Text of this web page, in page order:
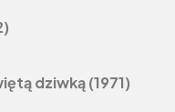
dziwką (1971)